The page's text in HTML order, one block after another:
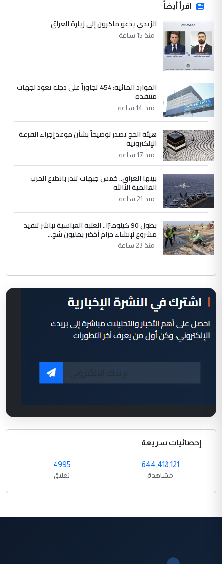
اقرأ أيضاً
الزيدي يدعو ماكرون إلى زيارة العراق
منذ 15 ساعة
الموارد المائية: 454 تجاوزاً على دجلة تعود لجهات
متنفذة
منذ 14 ساعة
هيئة الحج تصدر توضيحاً بشأن موعد إجراء القرعة
الإلكترونية
منذ 17 ساعة
بينها العراق.. خمس جبهات تنذر باندلاع الحرب
العالمية الثالثة
منذ 21 ساعة
بطول 90 كيلومترًا.. العتبة العباسية تباشر تنفيذ
مشروع لإنشاء حزام أخضر بمليون شج...
منذ 23 ساعة
إحصائيات سريعة
644,418,121
مشاهدة
4995
تعليق